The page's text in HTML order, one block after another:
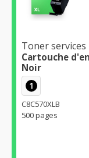
Toner services
Cartouche
Noir
1
C8C570XLB
500 pages